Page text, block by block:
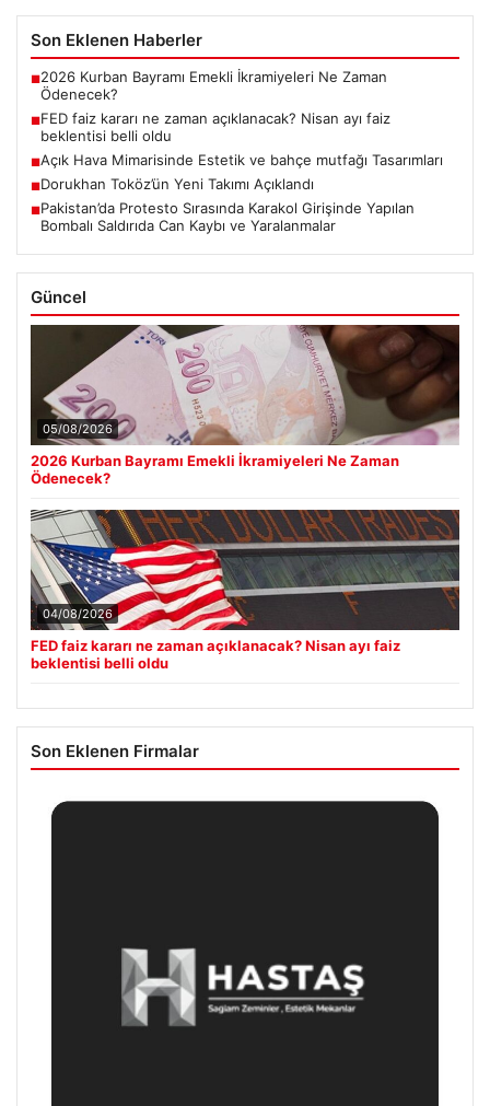
Son Eklenen Haberler
■2026 Kurban Bayramı Emekli İkramiyeleri Ne Zaman
Ödenecek?
■FED faiz kararı ne zaman açıklanacak? Nisan ayı faiz
beklentisi belli oldu
■Açık Hava Mimarisinde Estetik ve bahçe mutfağı Tasarımları
■Dorukhan Toköz’ün Yeni Takımı Açıklandı
■Pakistan’da Protesto Sırasında Karakol Girişinde Yapılan
Bombalı Saldırıda Can Kaybı ve Yaralanmalar
Güncel
05/08/2026
2026 Kurban Bayramı Emekli İkramiyeleri Ne Zaman
Ödenecek?
04/08/2026
FED faiz kararı ne zaman açıklanacak? Nisan ayı faiz
beklentisi belli oldu
Son Eklenen Firmalar